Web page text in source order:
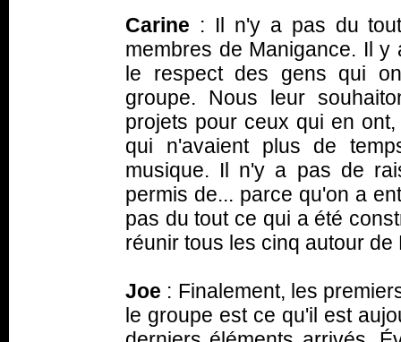
Carine : Il n'y a pas du
membres de Manigance. Il
le respect des gens qui
groupe. Nous leur
projets pour ceux qui en
qui n'avaient plus de
musique. Il n'y a pas de
permis de... parce qu'on a
pas du tout ce qui a été
réunir tous les cinq autour de
Joe : Finalement, les
le groupe est ce qu'il est